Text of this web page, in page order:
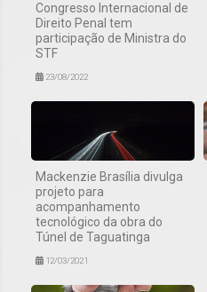
Congresso Internacional de
Direito Penal tem
participação de Ministra do
STF
23/08/2022
Mackenzie Brasília divulga
projeto para
acompanhamento
tecnológico da obra do
Túnel de Taguatinga
12/03/2021